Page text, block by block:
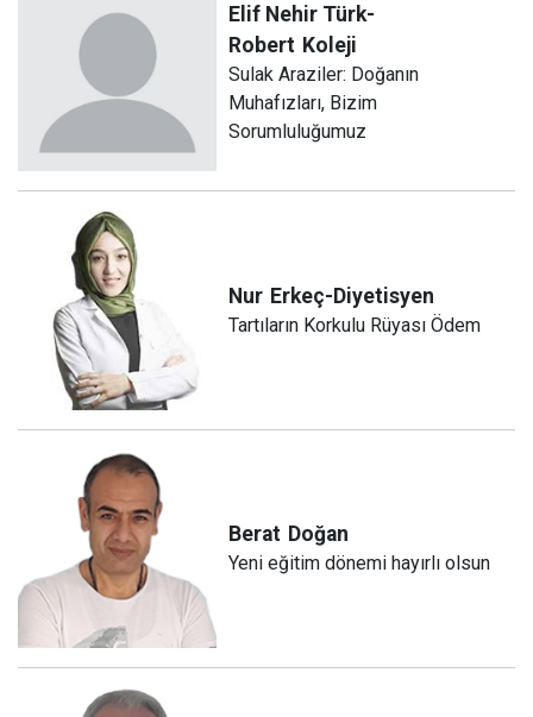
Elif Nehir Türk-
Robert Koleji
Sulak Araziler: Doğanın
Muhafızları, Bizim
Sorumluluğumuz
Nur Erkeç-Diyetisyen
Tartıların Korkulu Rüyası Ödem
Berat Doğan
Yeni eğitim dönemi hayırlı olsun